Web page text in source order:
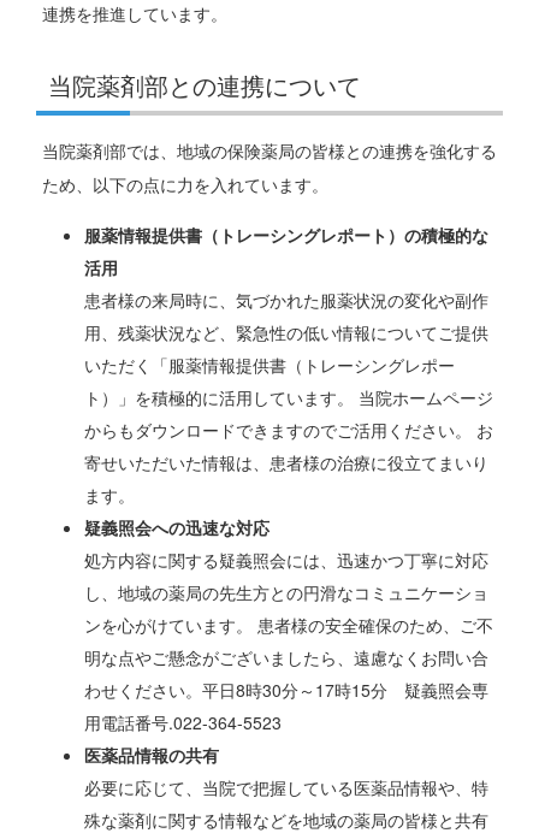
連携を推進しています。
当院薬剤部との連携について
当院薬剤部では、地域の保険薬局の皆様との連携を強化する
ため、以下の点に力を入れています。
服薬情報提供書（トレーシングレポート）の積極的な
活用
患者様の来局時に、気づかれた服薬状況の変化や副作
用、残薬状況など、緊急性の低い情報についてご提供
いただく「服薬情報提供書（トレーシングレポー
ト）」を積極的に活用しています。 当院ホームページ
からもダウンロードできますのでご活用ください。 お
寄せいただいた情報は、患者様の治療に役立てまいり
ます。
疑義照会への迅速な対応
処方内容に関する疑義照会には、迅速かつ丁寧に対応
し、地域の薬局の先生方との円滑なコミュニケーショ
ンを心がけています。 患者様の安全確保のため、ご不
明な点やご懸念がございましたら、遠慮なくお問い合
わせください。平日8時30分～17時15分 疑義照会専
用電話番号.022-364-5523
医薬品情報の共有
必要に応じて、当院で把握している医薬品情報や、特
殊な薬剤に関する情報などを地域の薬局の皆様と共有